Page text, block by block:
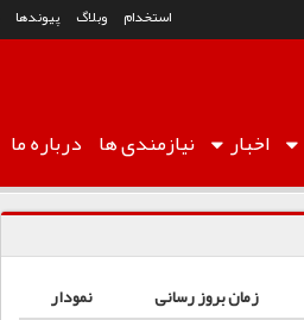
استخدام وبلاگ پیوندها
اخبار نیازمندی ها درباره ما
زمان بروز رسانی
نمودار